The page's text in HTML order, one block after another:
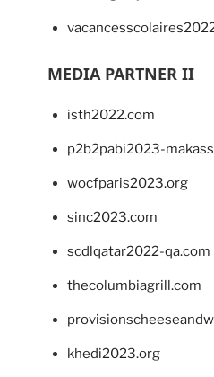
MEDIA PARTNER II
isth2022.com
p2b2pabi2023-
wocfparis2023.org
sinc2023.com
scdlqatar2022-qa.com
thecolumbiagrill.com
khedi2023.org